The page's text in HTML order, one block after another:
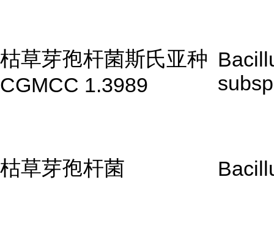
枯草芽孢杆菌斯氏亚种
CGMCC 1.3989
枯草芽孢杆菌